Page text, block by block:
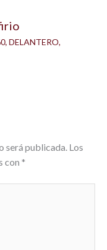
, DELANTERO,
será publicada. Los
con *